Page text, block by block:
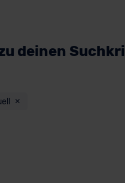
deinen